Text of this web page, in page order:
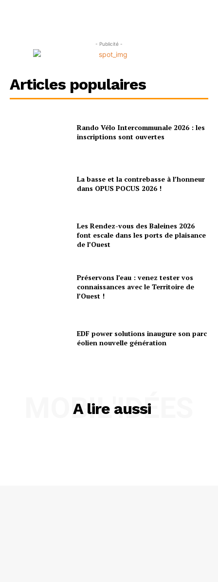
- Publicité -
Articles populaires
Rando Vélo Intercommunale 2026 : les
inscriptions sont ouvertes
La basse et la contrebasse à l’honneur
dans OPUS POCUS 2026 !
Les Rendez-vous des Baleines 2026
font escale dans les ports de plaisance
de l’Ouest
Préservons l’eau : venez tester vos
connaissances avec le Territoire de
l’Ouest !
EDF power solutions inaugure son parc
éolien nouvelle génération
A lire aussi
MOBIL'IDÉES